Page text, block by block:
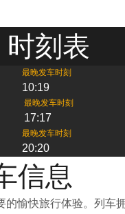
刻表
最晚发车时刻
10:19
最晚发车时刻
17:17
最晚发车时刻
20:20
信息
愉快旅行体验。列车